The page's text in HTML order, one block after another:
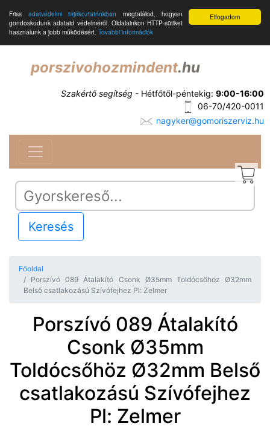
Elfogadom
Friss adatvédelmi tájékoztatónkban megtalálod, hogyan
gondoskodunk adataid védelméről. Oldalainkon HTTP-sütiket
használunk a jobb működésért. További információk
porszivohozmindent.hu
Szakértő segítség - Hétfőtől-péntekig: 9:00-16:00
06-70/420-0011
nagyker@gomoriszerviz.hu
Keresés
Főoldal
Porszívó 089 Átalakító Csonk Ø35mm Toldócsőhöz Ø32mm
Belső csatlakozású Szívófejhez Pl: Zelmer
Porszívó 089 Átalakító
Csonk Ø35mm
Toldócsőhöz Ø32mm Belső
csatlakozású Szívófejhez
Pl: Zelmer